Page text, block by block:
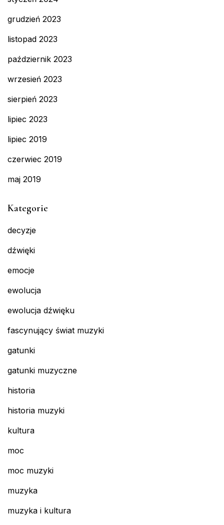
grudzień 2023
listopad 2023
październik 2023
wrzesień 2023
sierpień 2023
lipiec 2023
lipiec 2019
czerwiec 2019
maj 2019
Kategorie
decyzje
dźwięki
emocje
ewolucja
ewolucja dźwięku
fascynujący świat muzyki
gatunki
gatunki muzyczne
historia
historia muzyki
kultura
moc
moc muzyki
muzyka
muzyka i kultura